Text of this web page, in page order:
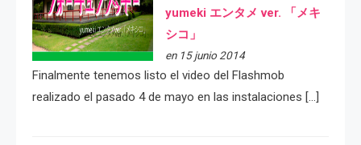
yumeki エンタメ ver. 「メキ
シコ」
en 15 junio 2014
Finalmente tenemos listo el video del Flashmob
realizado el pasado 4 de mayo en las instalaciones […]